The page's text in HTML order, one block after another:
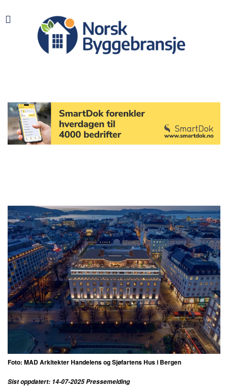
Foto: MAD Arkitekter Handelens og Sjøfartens Hus i Bergen
Sist oppdatert: 14-07-2025 Pressemelding